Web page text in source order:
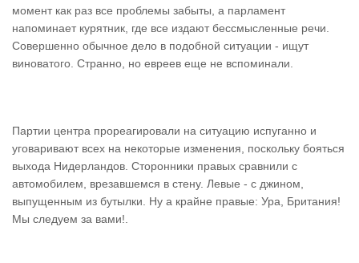
момент как раз все проблемы забыты, а парламент
напоминает курятник, где все издают бессмысленные речи.
Совершенно обычное дело в подобной ситуации - ищут
виноватого. Странно, но евреев еще не вспоминали.
Партии центра прореагировали на ситуацию испуганно и
уговаривают всех на некоторые изменения, поскольку бояться
выхода Нидерландов. Сторонники правых сравнили с
автомобилем, врезавшемся в стену. Левые - с джином,
выпущенным из бутылки. Ну а крайне правые: Ура, Британия!
Мы следуем за вами!.